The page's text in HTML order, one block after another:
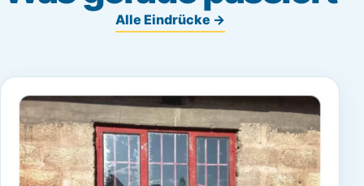
Alle Eindrücke →